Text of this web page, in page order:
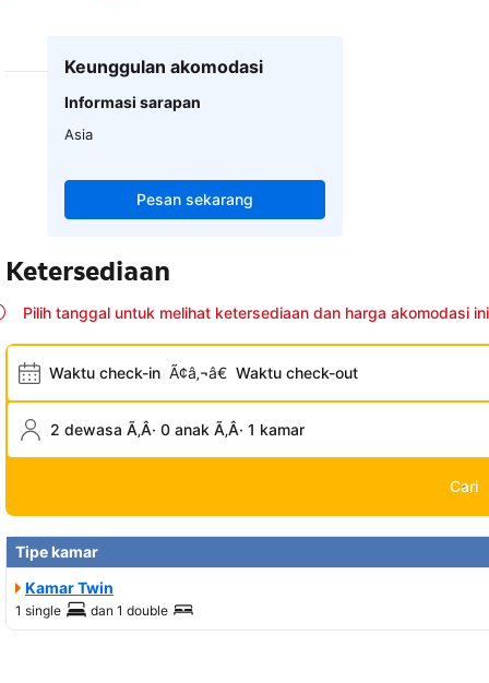
Keunggulan akomodasi
Informasi sarapan
Asia
Pesan sekarang
Ketersediaan
Pilih tanggal untuk melihat ketersediaan dan harga akomodasi ini
Waktu check-in Ã¢â‚¬â€ Waktu check-out
2 dewasa Ã‚Â· 0 anak Ã‚Â· 1 kamar
Cari
Tipe kamar
Kamar Twin
1 single dan 1 double